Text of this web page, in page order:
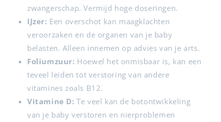
zwangerschap. Vermijd hoge doseringen.
IJzer: Een overschot kan maagklachten
veroorzaken en de organen van je baby
belasten. Alleen innemen op advies van je arts.
Foliumzuur: Hoewel het onmisbaar is, kan een
teveel leiden tot verstoring van andere
vitamines zoals B12.
Vitamine D: Te veel kan de botontwikkeling
van je baby verstoren en nierproblemen